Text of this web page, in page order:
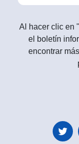
Al hacer clic en
el boletín
encontrar